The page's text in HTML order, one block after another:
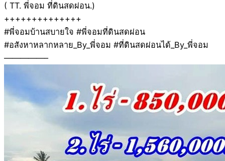
( TT. พี่จอม ที่ดินสดผ่อน.)
++++++++++++++
#พี่จอมบ้านสบายใจ #พี่จอมที่ดินสดผ่อน
#อสังหาหลากหลาย_By_พี่จอม #ที่ดินสดผ่อนได้_By_พี่จอม
—————–